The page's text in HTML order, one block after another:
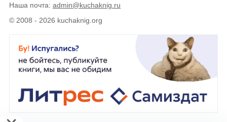
© 2008 - 2026 kuchaknig.org
Наша почта: admin@kuchaknig.ru